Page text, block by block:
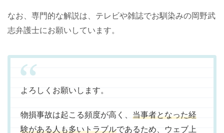
なお、専門的な解説は、テレビや雑誌でお馴染みの岡野武
志弁護士にお願いしています。
よろしくお願いします。
物損事故は起こる頻度が高く、 当事者となった経
験がある人も多いトラブルであるため、ウェブ上